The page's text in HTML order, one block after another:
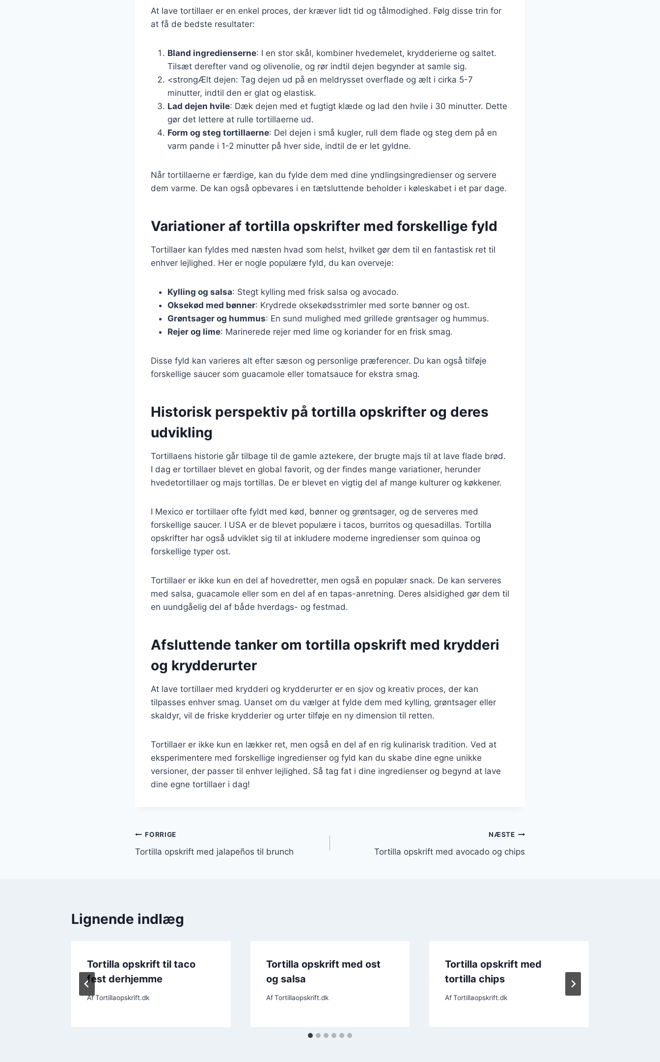
At lave tortillaer er en enkel proces, der kræver lidt tid og tålmodighed. Følg disse trin for
at få de bedste resultater:
Bland ingredienserne: I en stor skål, kombiner hvedemelet, krydderierne og saltet.
Tilsæt derefter vand og olivenolie, og rør indtil dejen begynder at samle sig.
<strongÆlt dejen: Tag dejen ud på en meldrysset overflade og ælt i cirka 5-7
minutter, indtil den er glat og elastisk.
Lad dejen hvile: Dæk dejen med et fugtigt klæde og lad den hvile i 30 minutter. Dette
gør det lettere at rulle tortillaerne ud.
Form og steg tortillaerne: Del dejen i små kugler, rull dem flade og steg dem på en
varm pande i 1-2 minutter på hver side, indtil de er let gyldne.
Når tortillaerne er færdige, kan du fylde dem med dine yndlingsingredienser og servere
dem varme. De kan også opbevares i en tætsluttende beholder i køleskabet i et par dage.
Variationer af tortilla opskrifter med forskellige fyld
Tortillaer kan fyldes med næsten hvad som helst, hvilket gør dem til en fantastisk ret til
enhver lejlighed. Her er nogle populære fyld, du kan overveje:
Kylling og salsa: Stegt kylling med frisk salsa og avocado.
Oksekød med bønner: Krydrede oksekødsstrimler med sorte bønner og ost.
Grøntsager og hummus: En sund mulighed med grillede grøntsager og hummus.
Rejer og lime: Marinerede rejer med lime og koriander for en frisk smag.
Disse fyld kan varieres alt efter sæson og personlige præferencer. Du kan også tilføje
forskellige saucer som guacamole eller tomatsauce for ekstra smag.
Historisk perspektiv på tortilla opskrifter og deres
udvikling
Tortillaens historie går tilbage til de gamle aztekere, der brugte majs til at lave flade brød.
I dag er tortillaer blevet en global favorit, og der findes mange variationer, herunder
hvedetortillaer og majs tortillas. De er blevet en vigtig del af mange kulturer og køkkener.
I Mexico er tortillaer ofte fyldt med kød, bønner og grøntsager, og de serveres med
forskellige saucer. I USA er de blevet populære i tacos, burritos og quesadillas. Tortilla
opskrifter har også udviklet sig til at inkludere moderne ingredienser som quinoa og
forskellige typer ost.
Tortillaer er ikke kun en del af hovedretter, men også en populær snack. De kan serveres
med salsa, guacamole eller som en del af en tapas-anretning. Deres alsidighed gør dem til
en uundgåelig del af både hverdags- og festmad.
Afsluttende tanker om tortilla opskrift med krydderi
og krydderurter
At lave tortillaer med krydderi og krydderurter er en sjov og kreativ proces, der kan
tilpasses enhver smag. Uanset om du vælger at fylde dem med kylling, grøntsager eller
skaldyr, vil de friske krydderier og urter tilføje en ny dimension til retten.
Tortillaer er ikke kun en lækker ret, men også en del af en rig kulinarisk tradition. Ved at
eksperimentere med forskellige ingredienser og fyld kan du skabe dine egne unikke
versioner, der passer til enhver lejlighed. Så tag fat i dine ingredienser og begynd at lave
dine egne tortillaer i dag!
Indlægsnavigation
FORRIGE
Tortilla opskrift med jalapeños til brunch
NÆSTE
Tortilla opskrift med avocado og chips
Lignende indlæg
Tortilla opskrift til taco
fest derhjemme
AfTortillaopskrift.dk
Tortilla opskrift med ost
og salsa
Af Tortillaopskrift.dk
Tortilla opskrift med
tortilla chips
Af Tortillaopskrift.dk